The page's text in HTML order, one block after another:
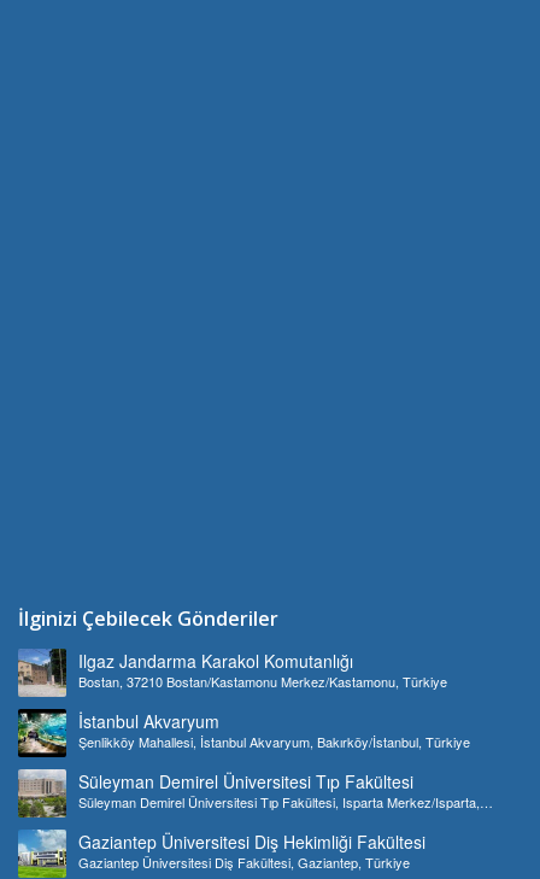
İlginizi Çebilecek Gönderiler
Ilgaz Jandarma Karakol Komutanlığı
Bostan, 37210 Bostan/Kastamonu Merkez/Kastamonu, Türkiye
İstanbul Akvaryum
Şenlikköy Mahallesi, İstanbul Akvaryum, Bakırköy/İstanbul, Türkiye
Süleyman Demirel Üniversitesi Tıp Fakültesi
Süleyman Demirel Üniversitesi Tıp Fakültesi, Isparta Merkez/Isparta,
Gaziantep Üniversitesi Diş Hekimliği Fakültesi
Gaziantep Üniversitesi Diş Fakültesi, Gaziantep, Türkiye